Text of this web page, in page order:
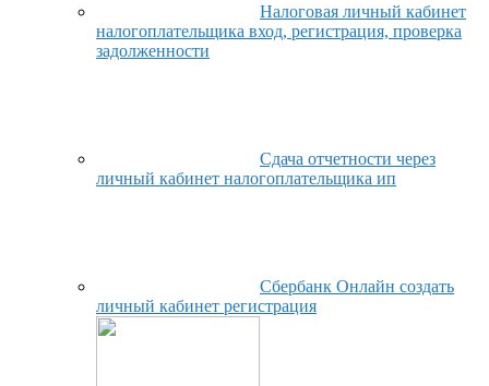
Налоговая личный кабинет
налогоплательщика вход, регистрация, проверка
задолженности
Сдача отчетности через
личный кабинет налогоплательщика ип
Сбербанк Онлайн создать
личный кабинет регистрация